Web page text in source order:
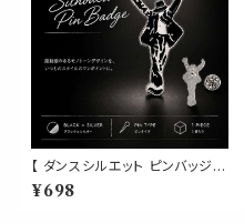
【 ダンスシルエット ピンバッジ 】
ブラック シルバー ステージ パフ
ォーマー ブローチ メンズ レディ
¥698